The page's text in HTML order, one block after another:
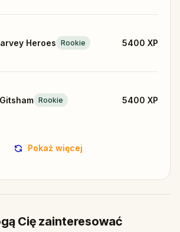
Heroes Rookie 5400 XP
Rookie 5400 XP
Pokaż więcej
Cię zainteresować